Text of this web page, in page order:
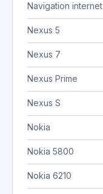
Navigation internet
Nexus 5
Nexus 7
Nexus Prime
Nexus S
Nokia
Nokia 5800
Nokia 6210